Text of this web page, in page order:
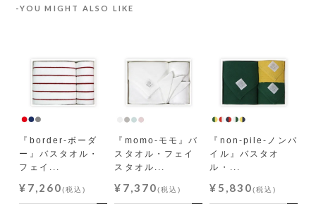
YOU MIGHT ALSO LIKE
『border-ボーダ
ー』バスタオル・
フェイ...
¥7,260(税込)
『momo-モモ』バ
スタオル・フェイ
スタオル...
¥7,370(税込)
『non-pile-ノンパ
イル』バスタオ
ル・...
¥5,830(税込)